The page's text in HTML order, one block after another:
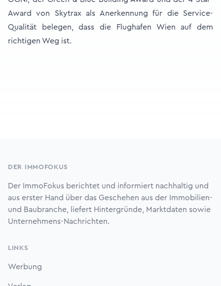
Award von Skytrax als Anerkennung für die Service-
Qualität belegen, dass die Flughafen Wien auf dem
richtigen Weg ist.
DER IMMOFOKUS
Der ImmoFokus berichtet und informiert nachhaltig und
aus erster Hand über das Geschehen aus der Immobilien-
und Baubranche, liefert Hintergründe, Marktdaten sowie
Unternehmens-Nachrichten.
LINKS
Werbung